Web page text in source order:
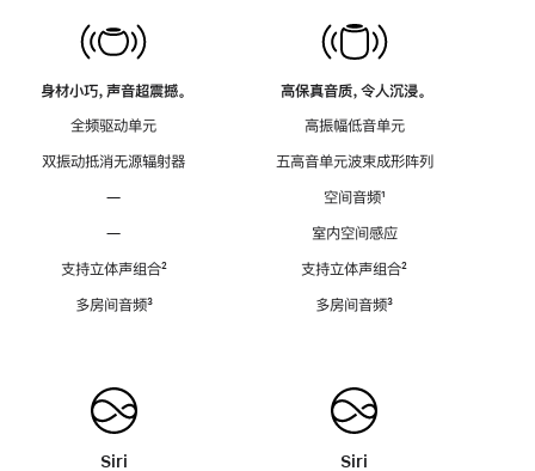
身材小巧，声音超震撼。
全频驱动单元
双振动抵消无源辐射器
—
—
支持立体声组合脚
²
多房间音频脚
³
Siri
高保真音质，令人沉浸。
高振幅低音单元
五高音单元波束成形阵列
空间音频脚
¹
室内空间感应
支持立体声组合脚
²
多房间音频脚
³
Siri